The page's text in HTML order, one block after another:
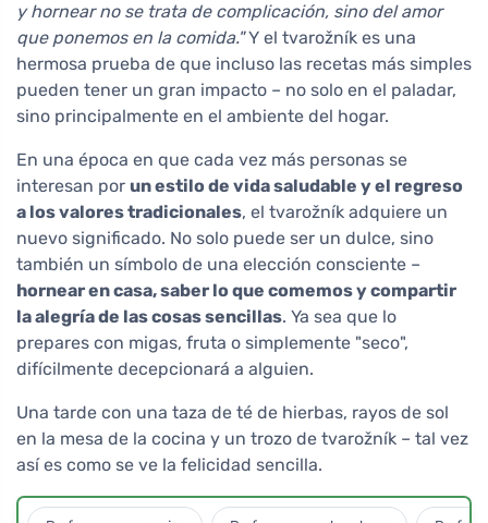
y hornear no se trata de complicación, sino del amor
que ponemos en la comida."Y el tvarožník es una
hermosa prueba de que incluso las recetas más simples
pueden tener un gran impacto – no solo en el paladar,
sino principalmente en el ambiente del hogar.
En una época en que cada vez más personas se
interesan por un estilo de vida saludable y el regreso
a los valores tradicionales, el tvarožník adquiere un
nuevo significado. No solo puede ser un dulce, sino
también un símbolo de una elección consciente –
hornear en casa, saber lo que comemos y compartir
la alegría de las cosas sencillas. Ya sea que lo
prepares con migas, fruta o simplemente "seco",
difícilmente decepcionará a alguien.
Una tarde con una taza de té de hierbas, rayos de sol
en la mesa de la cocina y un trozo de tvarožník – tal vez
así es como se ve la felicidad sencilla.